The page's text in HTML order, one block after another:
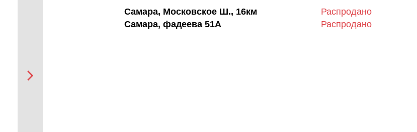
Самара, Московское Ш., 16км
Распродано
Самара, фадеева 51А
Распродано